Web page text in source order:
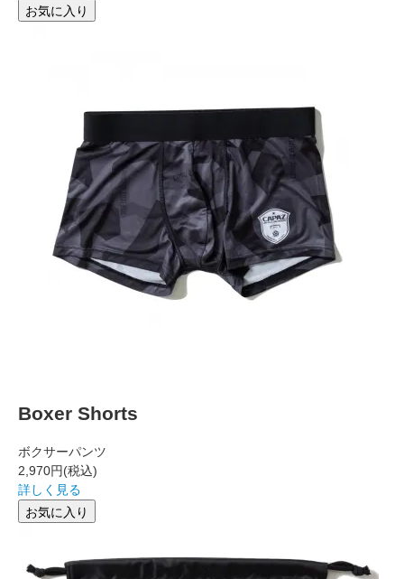
お気に入り
Boxer Shorts
ボクサーパンツ
2,970円(税込)
詳しく見る
お気に入り